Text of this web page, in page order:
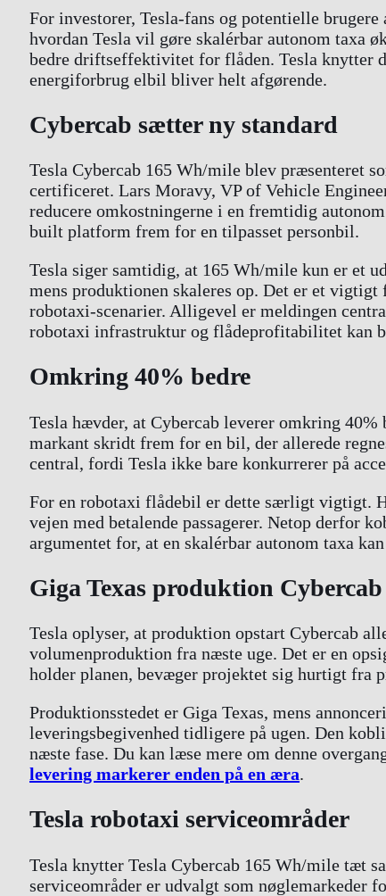
For investorer, Tesla-fans og potentielle
hvordan Tesla vil gøre skalérbar autonom taxa
bedre driftseffektivitet for flåden. Tesla knytter
energiforbrug elbil bliver helt afgørende.
Cybercab sætter ny standard
Tesla Cybercab 165 Wh/mile blev præsenteret
certificeret. Lars Moravy, VP of Vehicle
reducere omkostningerne i en fremtidig
built platform frem for en tilpasset personbil.
Tesla siger samtidig, at 165 Wh/mile kun er et
mens produktionen skaleres op. Det er et
robotaxi-scenarier. Alligevel er meldingen
robotaxi infrastruktur og flådeprofitabilitet kan
Omkring 40% bedre
Tesla hævder, at Cybercab leverer omkring
markant skridt frem for en bil, der allerede
central, fordi Tesla ikke bare konkurrerer på
For en robotaxi flådebil er dette særligt vigtigt.
vejen med betalende passagerer. Netop derfor
argumentet for, at en skalérbar autonom taxa
Giga Texas produktion Cybercab
Tesla oplyser, at produktion opstart Cybercab
volumenproduktion fra næste uge. Det er en
holder planen, bevæger projektet sig hurtigt fra
Produktionsstedet er Giga Texas, mens
leveringsbegivenhed tidligere på ugen. Den
næste fase. Du kan læse mere om denne
levering markerer enden på en æra.
Tesla robotaxi serviceområder
Tesla knytter Tesla Cybercab 165 Wh/mile tæt
serviceområder er udvalgt som